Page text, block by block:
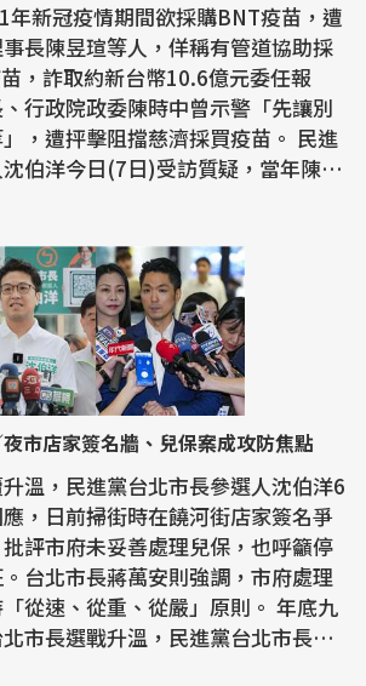
年新冠疫情期間欲採購BNT疫苗，遭
長陳昱瑄等人，佯稱有管道協助採
，詐取約新台幣10.6億元委任報
行政院政委陳時中曾示警「先讓別
遭抨擊阻擋慈濟採買疫苗。 民進
伯洋今日(7日)受訪質疑，當年陳時
市店家簽名牆、兒保案成攻防焦點
溫，民進黨台北市長參選人沈伯洋6
，日前掃街時在饒河街店家簽名爭
評市府未妥善處理兒保，也呼籲停
台北市長蔣萬安則強調，市府處理
速、從重、從嚴」原則。 年底九
市長選戰升溫，民進黨台北市長參